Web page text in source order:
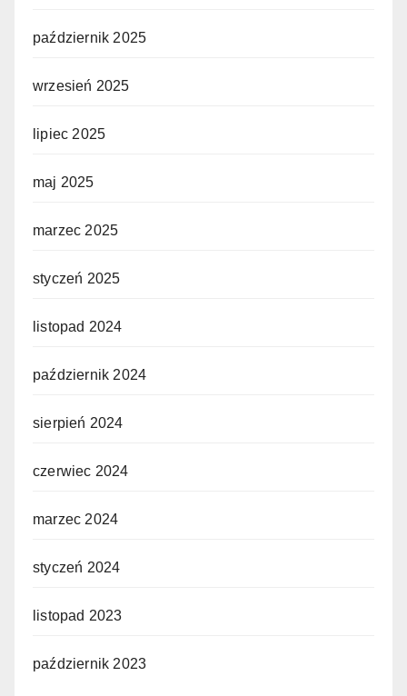
październik 2025
wrzesień 2025
lipiec 2025
maj 2025
marzec 2025
styczeń 2025
listopad 2024
październik 2024
sierpień 2024
czerwiec 2024
marzec 2024
styczeń 2024
listopad 2023
październik 2023